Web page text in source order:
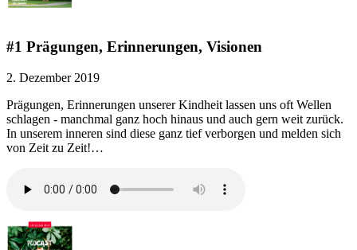
#1 Prägungen, Erinnerungen, Visionen
2. Dezember 2019
Prägungen, Erinnerungen unserer Kindheit lassen uns oft Wellen
schlagen - manchmal ganz hoch hinaus und auch gern weit zurück.
In unserem inneren sind diese ganz tief verborgen und melden sich
von Zeit zu Zeit!…